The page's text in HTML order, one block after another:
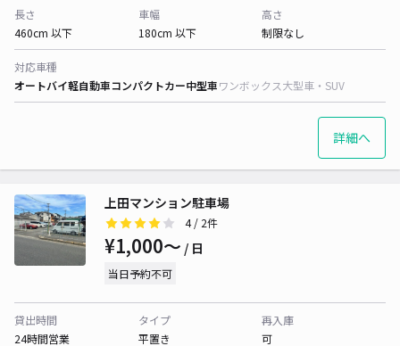
長さ
460cm 以下
車幅
180cm 以下
高さ
制限なし
対応車種
オートバイ軽自動車コンパクトカー中型車ワンボックス大型車・SUV
詳細へ
上田マンション駐車場
4/ 2件
¥1,000〜 / 日
当日予約不可
貸出時間
24時間営業
タイプ
平置き
再入庫
可